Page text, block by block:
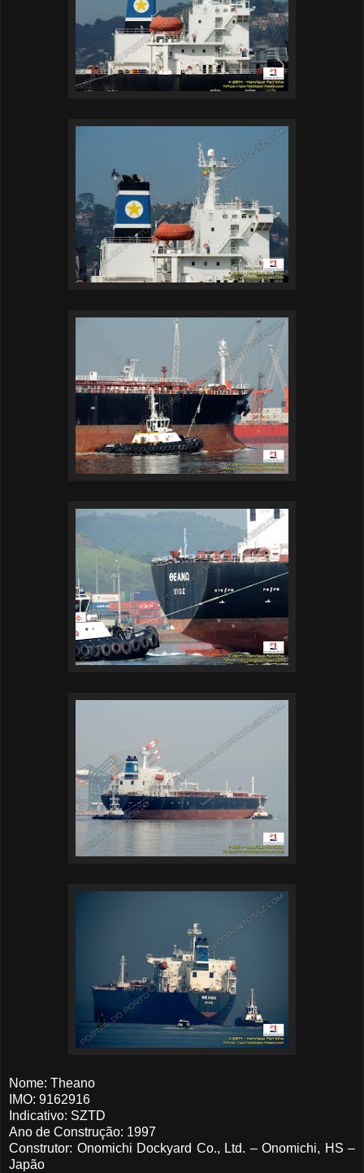
Nome: Theano
IMO: 9162916
Indicativo: SZTD
Ano de Construção: 1997
Construtor: Onomichi Dockyard Co., Ltd. – Onomichi, HS –
Japão